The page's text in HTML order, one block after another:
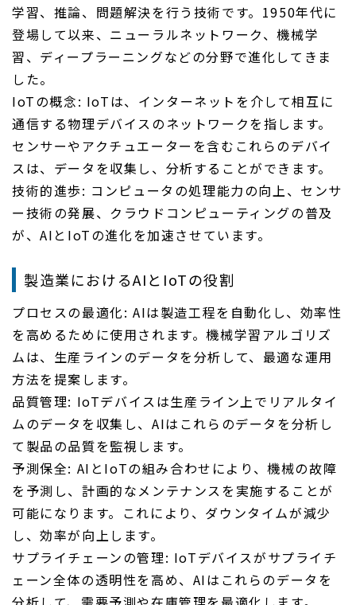
学習、推論、問題解決を行う技術です。1950年代に
登場して以来、ニューラルネットワーク、機械学
習、ディープラーニングなどの分野で進化してきま
した。
IoTの概念: IoTは、インターネットを介して相互に
通信する物理デバイスのネットワークを指します。
センサーやアクチュエーターを含むこれらのデバイ
スは、データを収集し、分析することができます。
技術的進歩: コンピュータの処理能力の向上、センサ
ー技術の発展、クラウドコンピューティングの普及
が、AIとIoTの進化を加速させています。
製造業におけるAIとIoTの役割
プロセスの最適化: AIは製造工程を自動化し、効率性
を高めるために使用されます。機械学習アルゴリズ
ムは、生産ラインのデータを分析して、最適な運用
方法を提案します。
品質管理: IoTデバイスは生産ライン上でリアルタイ
ムのデータを収集し、AIはこれらのデータを分析し
て製品の品質を監視します。
予測保全: AIとIoTの組み合わせにより、機械の故障
を予測し、計画的なメンテナンスを実施することが
可能になります。これにより、ダウンタイムが減少
し、効率が向上します。
サプライチェーンの管理: IoTデバイスがサプライチ
ェーン全体の透明性を高め、AIはこれらのデータを